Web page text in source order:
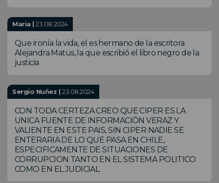
Maria |23.08.2024
Que ironía la vida, el es hermano de la escritora
Alejandra Matus, la que escribió el libro negro de la
justicia
Sergio Nuñez |23.08.2024
CON TODA CERTEZA CREO QUE CIPER ES LA
UNICA FUENTE DE INFORMACIÓN VERAZ Y
VALIENTE EN ESTE PAIS, SIN CIPER NADIE SE
ENTERARIA DE LO QUE PASA EN CHILE,
ESPECIFICAMENTE DE SITUACIONES DE
CORRUPCION TANTO EN EL SISTEMA POLITICO
COMO EN EL JUDICIAL.